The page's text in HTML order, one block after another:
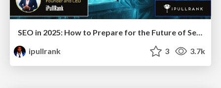
SEO in 2025: How to Prepare for the Future of Search
ipullrank
3 3.7k